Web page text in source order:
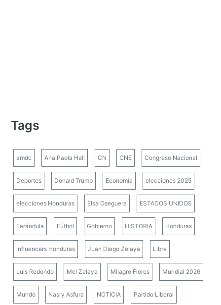
Tags
amdc Ana Paola Hall CN CNE Congreso Nacional
Deportes Donald Trump Economía elecciones 2025
elecciones Honduras Elsa Oseguera ESTADOS UNIDOS
Farándula Fútbol Gobierno HISTORIA Honduras
influencers Honduras Juan Diego Zelaya Libre
Luis Redondo Mel Zelaya Milagro Flores Mundial 2026
Mundo Nasry Asfura NOTICIA Partido Liberal